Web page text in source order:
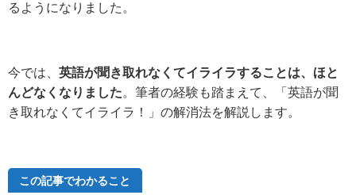
るようになりました。
今では、 英語が聞き取れなくてイライラすることは、ほと
んどなくなりました。筆者の経験も踏まえて、「英語が聞
き取れなくてイライラ！」の解消法を解説します。
この記事でわかること